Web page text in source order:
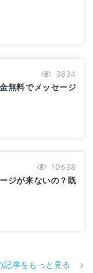
3834
無料でメッセージ
10638
ジが来ないの？既
記事をもっと見る